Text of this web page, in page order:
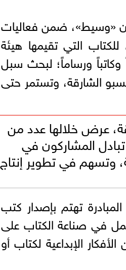
«وسيط»، ضمن فعاليات
التي تقيمها هيئة
لك كتاب»، تضم 30 ناشراً وكاتباً ورساماً؛ لبحث سبل
الشارقة، وتستمر حتى
اللقاءات الثنائية على مدى 90 دقيقة، عرض خلالها عدد من
المشاركون في
وتسهم في تطوير إنتاج
تهتم بإصدار كتب
في صناعة الكتاب على
الإبداعية لكتاب أو